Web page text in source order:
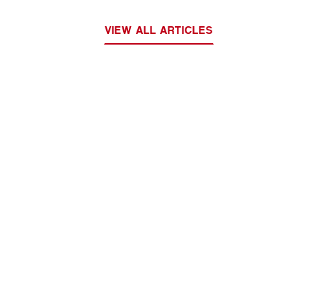
VIEW ALL ARTICLES